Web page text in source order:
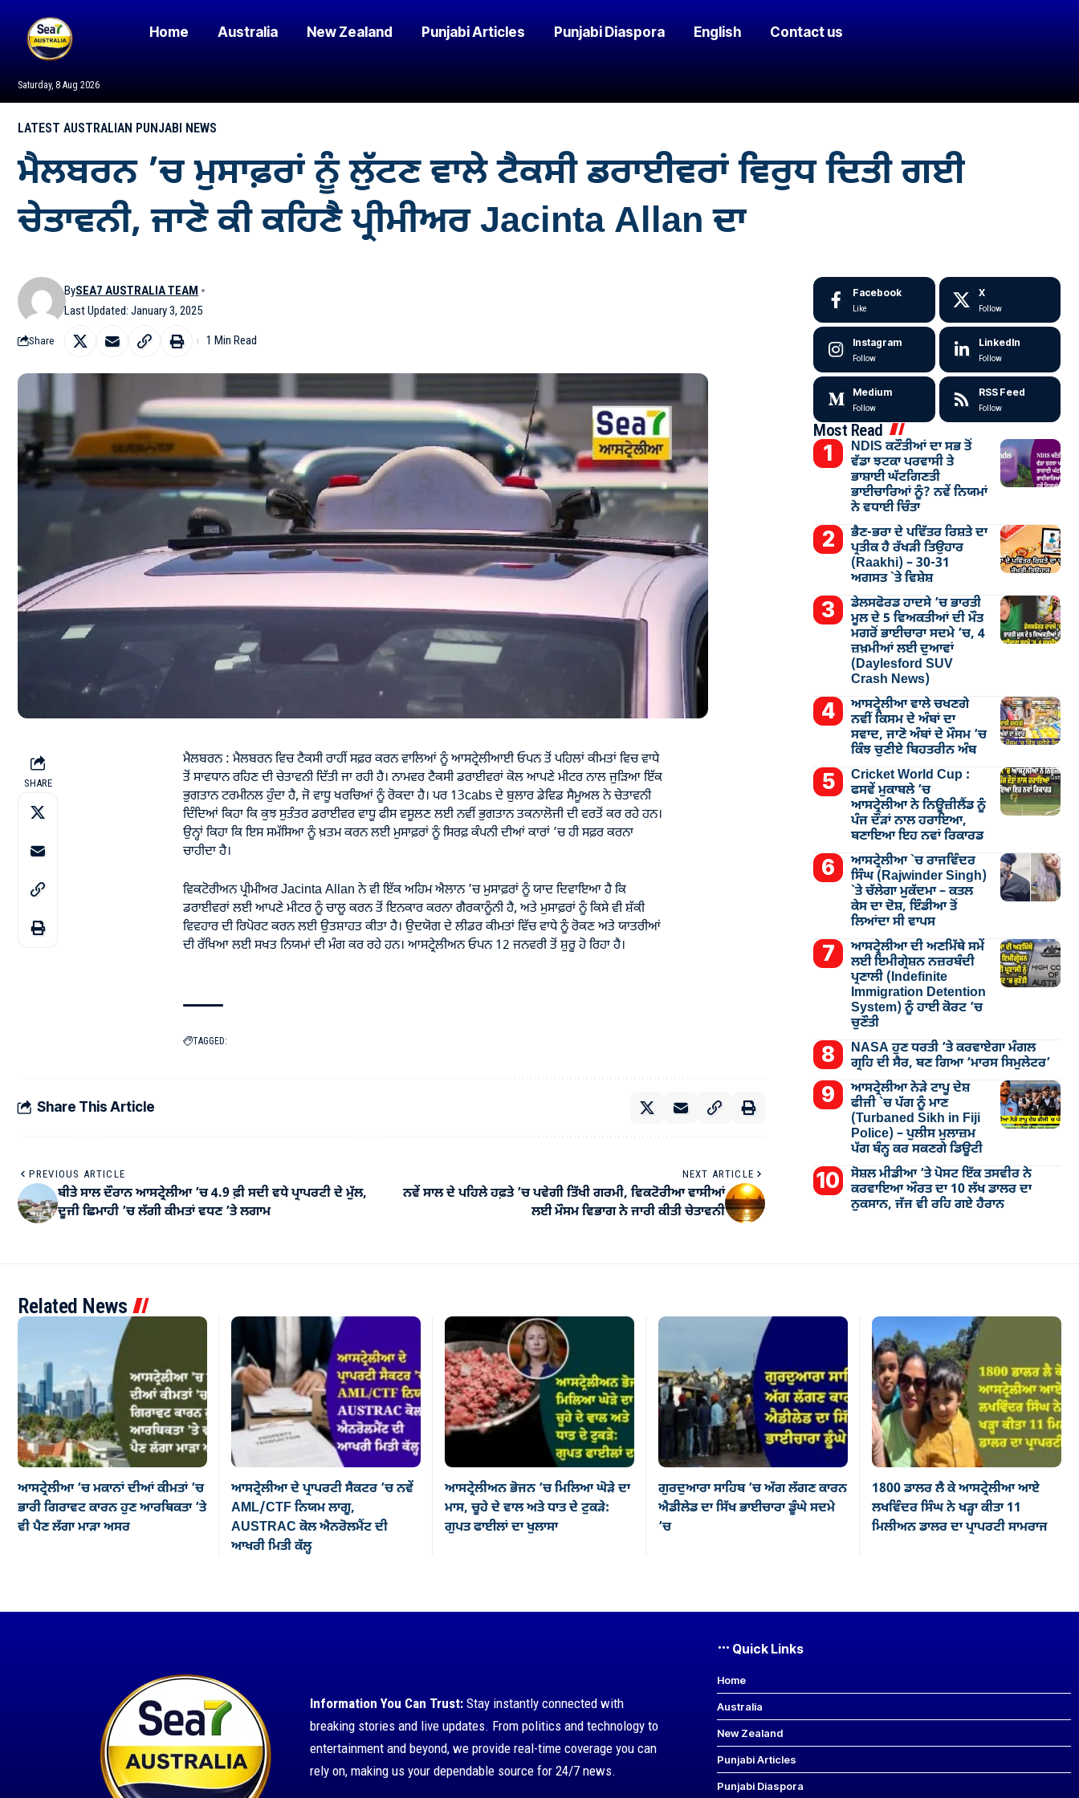
Saturday, 8 Aug 2026
Home Australia New Zealand Punjabi Articles Punjabi Diaspora English Contact us
LATEST AUSTRALIAN PUNJABI NEWS
ਮੈਲਬਰਨ ’ਚ ਮੁਸਾਫ਼ਰਾਂ ਨੂੰ ਲੁੱਟਣ ਵਾਲੇ ਟੈਕਸੀ ਡਰਾਈਵਰਾਂ ਵਿਰੁਧ ਦਿਤੀ ਗਈ
ਚੇਤਾਵਨੀ, ਜਾਣੋ ਕੀ ਕਹਿਣੈ ਪ੍ਰੀਮੀਅਰ Jacinta Allan ਦਾ
Last Updated: January 3, 2025
BySEA7 AUSTRALIA TEAM
Share 1 Min Read
SHARE
ਮੈਲਬਰਨ : ਮੈਲਬਰਨ ਵਿਚ ਟੈਕਸੀ ਰਾਹੀਂ ਸਫ਼ਰ ਕਰਨ ਵਾਲਿਆਂ ਨੂੰ ਆਸਟ੍ਰੇਲੀਆਈ ਓਪਨ ਤੋਂ ਪਹਿਲਾਂ ਕੀਮਤਾਂ ਵਿਚ ਵਾਧੇ
ਤੋਂ ਸਾਵਧਾਨ ਰਹਿਣ ਦੀ ਚੇਤਾਵਨੀ ਦਿੱਤੀ ਜਾ ਰਹੀ ਹੈ। ਨਾਮਵਰ ਟੈਕਸੀ ਡਰਾਈਵਰਾਂ ਕੋਲ ਆਪਣੇ ਮੀਟਰ ਨਾਲ ਜੁੜਿਆ ਇੱਕ
ਭੁਗਤਾਨ ਟਰਮੀਨਲ ਹੁੰਦਾ ਹੈ, ਜੋ ਵਾਧੂ ਖਰਚਿਆਂ ਨੂੰ ਰੋਕਦਾ ਹੈ। ਪਰ 13cabs ਦੇ ਬੁਲਾਰ ਡੇਵਿਡ ਸੈਮੂਅਲ ਨੇ ਚੇਤਾਵਨੀ
ਦਿੰਦਿਆਂ ਕਿਹਾ ਕਿ ਕੁਝ ਸੁਤੰਤਰ ਡਰਾਈਵਰ ਵਾਧੂ ਫੀਸ ਵਸੂਲਣ ਲਈ ਨਵੀਂ ਭੁਗਤਾਨ ਤਕਨਾਲੋਜੀ ਦੀ ਵਰਤੋਂ ਕਰ ਰਹੇ ਹਨ।
ਉਨ੍ਹਾਂ ਕਿਹਾ ਕਿ ਇਸ ਸਮੱਸਿਆ ਨੂੰ ਖ਼ਤਮ ਕਰਨ ਲਈ ਮੁਸਾਫ਼ਰਾਂ ਨੂੰ ਸਿਰਫ਼ ਕੰਪਨੀ ਦੀਆਂ ਕਾਰਾਂ ’ਚ ਹੀ ਸਫ਼ਰ ਕਰਨਾ
ਚਾਹੀਦਾ ਹੈ।
ਵਿਕਟੋਰੀਅਨ ਪ੍ਰੀਮੀਅਰ Jacinta Allan ਨੇ ਵੀ ਇੱਕ ਅਹਿਮ ਐਲਾਨ ’ਚ ਮੁਸਾਫ਼ਰਾਂ ਨੂੰ ਯਾਦ ਦਿਵਾਇਆ ਹੈ ਕਿ
ਡਰਾਈਵਰਾਂ ਲਈ ਆਪਣੇ ਮੀਟਰ ਨੂੰ ਚਾਲੂ ਕਰਨ ਤੋਂ ਇਨਕਾਰ ਕਰਨਾ ਗੈਰਕਾਨੂੰਨੀ ਹੈ, ਅਤੇ ਮੁਸਾਫ਼ਰਾਂ ਨੂੰ ਕਿਸੇ ਵੀ ਸ਼ੱਕੀ
ਵਿਵਹਾਰ ਦੀ ਰਿਪੋਰਟ ਕਰਨ ਲਈ ਉਤਸ਼ਾਹਤ ਕੀਤਾ ਹੈ। ਉਦਯੋਗ ਦੇ ਲੀਡਰ ਕੀਮਤਾਂ ਵਿੱਚ ਵਾਧੇ ਨੂੰ ਰੋਕਣ ਅਤੇ ਯਾਤਰੀਆਂ
ਦੀ ਰੱਖਿਆ ਲਈ ਸਖਤ ਨਿਯਮਾਂ ਦੀ ਮੰਗ ਕਰ ਰਹੇ ਹਨ। ਆਸਟ੍ਰੇਲੀਅਨ ਓਪਨ 12 ਜਨਵਰੀ ਤੋਂ ਸ਼ੁਰੂ ਹੋ ਰਿਹਾ ਹੈ।
TAGGED:
Share This Article
PREVIOUS ARTICLE
ਬੀਤੇ ਸਾਲ ਦੌਰਾਨ ਆਸਟ੍ਰੇਲੀਆ ’ਚ 4.9 ਫ਼ੀ ਸਦੀ ਵਧੇ ਪ੍ਰਾਪਰਟੀ ਦੇ ਮੁੱਲ,
ਦੂਜੀ ਛਿਮਾਹੀ ’ਚ ਲੱਗੀ ਕੀਮਤਾਂ ਵਧਣ ’ਤੇ ਲਗਾਮ
NEXT ARTICLE
ਨਵੇਂ ਸਾਲ ਦੇ ਪਹਿਲੇ ਹਫ਼ਤੇ ’ਚ ਪਵੇਗੀ ਤਿੱਖੀ ਗਰਮੀ, ਵਿਕਟੋਰੀਆ ਵਾਸੀਆਂ
ਲਈ ਮੌਸਮ ਵਿਭਾਗ ਨੇ ਜਾਰੀ ਕੀਤੀ ਚੇਤਾਵਨੀ
Facebook
Like
X
Follow
Instagram
Follow
LinkedIn
Follow
Medium
Follow
RSS Feed
Follow
Most Read
NDIS ਕਟੌਤੀਆਂ ਦਾ ਸਭ ਤੋਂ
ਵੱਡਾ ਝਟਕਾ ਪਰਵਾਸੀ ਤੇ
ਭਾਸ਼ਾਈ ਘੱਟਗਿਣਤੀ
ਭਾਈਚਾਰਿਆਂ ਨੂੰ? ਨਵੇਂ ਨਿਯਮਾਂ
ਨੇ ਵਧਾਈ ਚਿੰਤਾ
ਭੈਣ-ਭਰਾ ਦੇ ਪਵਿੱਤਰ ਰਿਸ਼ਤੇ ਦਾ
ਪ੍ਰਤੀਕ ਹੈ ਰੱਖੜੀ ਤਿਉਹਾਰ
(Raakhi) – 30-31
ਅਗਸਤ `ਤੇ ਵਿਸ਼ੇਸ਼
ਡੇਲਸਫੋਰਡ ਹਾਦਸੇ ’ਚ ਭਾਰਤੀ
ਮੂਲ ਦੇ 5 ਵਿਅਕਤੀਆਂ ਦੀ ਮੌਤ
ਮਗਰੋਂ ਭਾਈਚਾਰਾ ਸਦਮੇ ’ਚ, 4
ਜ਼ਖ਼ਮੀਆਂ ਲਈ ਦੁਆਵਾਂ
(Daylesford SUV
Crash News)
ਆਸਟ੍ਰੇਲੀਆ ਵਾਲੇ ਚਖਣਗੇ
ਨਵੀਂ ਕਿਸਮ ਦੇ ਅੰਬਾਂ ਦਾ
ਸਵਾਦ, ਜਾਣੋ ਅੰਬਾਂ ਦੇ ਮੌਸਮ ’ਚ
ਕਿੰਝ ਚੁਣੀਏ ਬਿਹਤਰੀਨ ਅੰਬ
Cricket World Cup :
ਫਸਵੇਂ ਮੁਕਾਬਲੇ ’ਚ
ਆਸਟ੍ਰੇਲੀਆ ਨੇ ਨਿਊਜ਼ੀਲੈਂਡ ਨੂੰ
ਪੰਜ ਦੌੜਾਂ ਨਾਲ ਹਰਾਇਆ,
ਬਣਾਇਆ ਇਹ ਨਵਾਂ ਰਿਕਾਰਡ
ਆਸਟ੍ਰੇਲੀਆ `ਚ ਰਾਜਵਿੰਦਰ
ਸਿੰਘ (Rajwinder Singh)
`ਤੇ ਚੱਲੇਗਾ ਮੁੁਕੱਦਮਾ – ਕਤਲ
ਕੇਸ ਦਾ ਦੋਸ਼, ਇੰਡੀਆ ਤੋਂ
ਲਿਆਂਦਾ ਸੀ ਵਾਪਸ
ਆਸਟ੍ਰੇਲੀਆ ਦੀ ਅਣਮਿੱਥੇ ਸਮੇਂ
ਲਈ ਇਮੀਗ੍ਰੇਸ਼ਨ ਨਜ਼ਰਬੰਦੀ
ਪ੍ਰਣਾਲੀ (Indefinite
Immigration Detention
System) ਨੂੰ ਹਾਈ ਕੋਰਟ ’ਚ
ਚੁਣੌਤੀ
NASA ਹੁਣ ਧਰਤੀ ’ਤੇ ਕਰਵਾਏਗਾ ਮੰਗਲ
ਗ੍ਰਹਿ ਦੀ ਸੈਰ, ਬਣ ਗਿਆ ‘ਮਾਰਸ ਸਿਮੁਲੇਟਰ’
ਆਸਟ੍ਰੇਲੀਆ ਨੇੜੇ ਟਾਪੂ ਦੇਸ਼
ਫੀਜੀ `ਚ ਪੱਗ ਨੂੰ ਮਾਣ
(Turbaned Sikh in Fiji
Police) – ਪੁਲੀਸ ਮੁਲਾਜ਼ਮ
ਪੱਗ ਬੰਨ੍ਹ ਕਰ ਸਕਣਗੇ ਡਿਊਟੀ
ਸੋਸ਼ਲ ਮੀਡੀਆ ’ਤੇ ਪੋਸਟ ਇੱਕ ਤਸਵੀਰ ਨੇ
ਕਰਵਾਇਆ ਔਰਤ ਦਾ 10 ਲੱਖ ਡਾਲਰ ਦਾ
ਨੁਕਸਾਨ, ਜੱਜ ਵੀ ਰਹਿ ਗਏ ਹੈਰਾਨ
Related News
ਆਸਟ੍ਰੇਲੀਆ ’ਚ ਮਕਾਨਾਂ ਦੀਆਂ ਕੀਮਤਾਂ ’ਚ
ਭਾਰੀ ਗਿਰਾਵਟ ਕਾਰਨ ਹੁਣ ਆਰਥਿਕਤਾ ’ਤੇ
ਵੀ ਪੈਣ ਲੱਗਾ ਮਾੜਾ ਅਸਰ
ਆਸਟ੍ਰੇਲੀਆ ਦੇ ਪ੍ਰਾਪਰਟੀ ਸੈਕਟਰ ’ਚ ਨਵੇਂ
AML/CTF ਨਿਯਮ ਲਾਗੂ,
AUSTRAC ਕੋਲ ਐਨਰੋਲਮੈਂਟ ਦੀ
ਆਖਰੀ ਮਿਤੀ ਕੱਲ੍ਹ
ਆਸਟ੍ਰੇਲੀਅਨ ਭੋਜਨ ’ਚ ਮਿਲਿਆ ਘੋੜੇ ਦਾ
ਮਾਸ, ਚੂਹੇ ਦੇ ਵਾਲ ਅਤੇ ਧਾਤ ਦੇ ਟੁਕੜੇ:
ਗੁਪਤ ਫਾਈਲਾਂ ਦਾ ਖੁਲਾਸਾ
ਗੁਰਦੁਆਰਾ ਸਾਹਿਬ ’ਚ ਅੱਗ ਲੱਗਣ ਕਾਰਨ
ਐਡੀਲੇਡ ਦਾ ਸਿੱਖ ਭਾਈਚਾਰਾ ਡੂੰਘੇ ਸਦਮੇ
’ਚ
1800 ਡਾਲਰ ਲੈ ਕੇ ਆਸਟ੍ਰੇਲੀਆ ਆਏ
ਲਖਵਿੰਦਰ ਸਿੰਘ ਨੇ ਖੜ੍ਹਾ ਕੀਤਾ 11
ਮਿਲੀਅਨ ਡਾਲਰ ਦਾ ਪ੍ਰਾਪਰਟੀ ਸਾਮਰਾਜ
Information You Can Trust: Stay instantly connected with
breaking stories and live updates. From politics and technology to
entertainment and beyond, we provide real-time coverage you can
rely on, making us your dependable source for 24/7 news.
Quick Links
Home
Australia
New Zealand
Punjabi Articles
Punjabi Diaspora